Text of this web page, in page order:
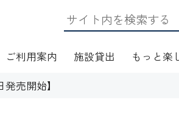
ご利用案内 施設貸出 もっと楽
売開始】